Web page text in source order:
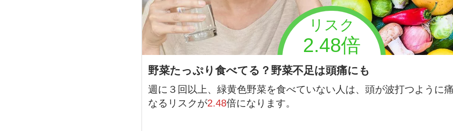
リスク
2.48倍
野菜たっぷり食べてる？野菜不足は頭痛にも
週に３回以上、緑黄色野菜を食べていない人は、頭が波打つように
なるリスクが2.48倍になります。